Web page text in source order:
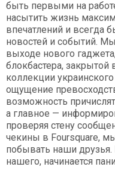
быть первыми на
насытить жизнь
впечатлений и всегда
новостей и событий.
выходе нового
блокбастера, закрытой
коллекции
ощущение
возможность
а главное —
проверяя стену
чекины в Foursquare,
побывать наши
нашего, начинается